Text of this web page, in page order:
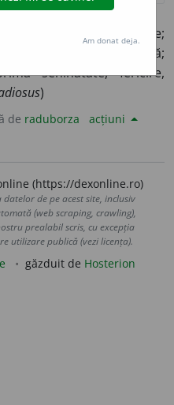
emite raze luminoase;
; despre figura omenească;
seninătate, fericire,
)
de raduborza acțiuni
(https://dexonline.ro)
de pe acest site, inclusiv
(web scraping, crawling),
prealabil scris, cu excepția
utilizare publică (vezi licența).
găzduit de Hosterion
Am donat deja.